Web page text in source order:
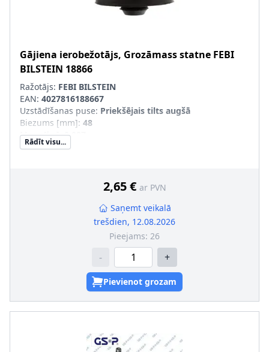
Gājiena ierobežotājs, Grozāmass statne FEBI
BILSTEIN 18866
Ražotājs: FEBI BILSTEIN
EAN: 4027816188667
Uzstādīšanas puse: Priekšējais tilts augšā
Biezums [mm]: 48
Masa [kg]:0,087
Materiāls:Gumija
Rādīt visu...
2,65 € ar PVN
Saņemt veikalā
trešdien, 12.08.2026
Pieejams: 26
- +
Pievienot grozam